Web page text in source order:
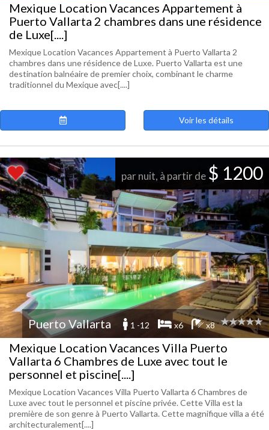
Mexique Location Vacances Appartement à
Puerto Vallarta 2 chambres dans une résidence
de Luxe[....]
Mexique Location Vacances Appartement à Puerto Vallarta 2
chambres dans une résidence de Luxe. Puerto Vallarta est une
destination balnéaire de premier choix, combinant le charme
traditionnel du Mexique avec[....]
Voir les détails
par nuit, à partir de $ 1200
Puerto Vallarta 1 -12 x6 x8
Mexique Location Vacances Villa Puerto
Vallarta 6 Chambres de Luxe avec tout le
personnel et piscine[....]
Mexique Location Vacances Villa Puerto Vallarta 6 Chambres de
Luxe avec tout le personnel et piscine privée. Cette Villa est la
première de son genre à Puerto Vallarta. Cette magnifique villa a été
architecturalement[....]